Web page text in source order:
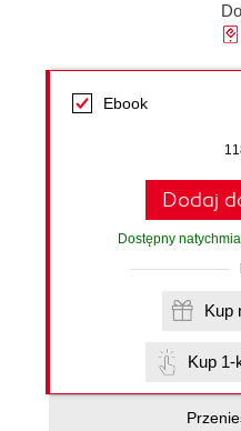
Ebook
Dodaj
Dostępny
Kup 1-